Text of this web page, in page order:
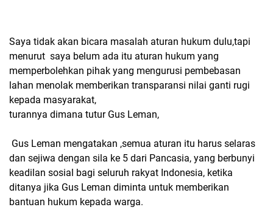
Saya tidak akan bicara masalah aturan hukum dulu,tapi
menurut saya belum ada itu aturan hukum yang
memperbolehkan pihak yang mengurusi pembebasan
lahan menolak memberikan transparansi nilai ganti rugi
kepada masyarakat,
turannya dimana tutur Gus Leman,
Gus Leman mengatakan ,semua aturan itu harus selaras
dan sejiwa dengan sila ke 5 dari Pancasia, yang berbunyi
keadilan sosial bagi seluruh rakyat Indonesia, ketika
ditanya jika Gus Leman diminta untuk memberikan
bantuan hukum kepada warga.